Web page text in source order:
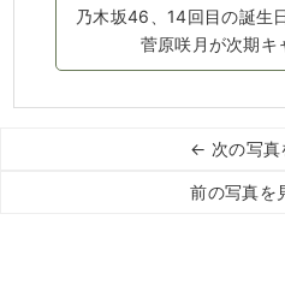
乃木坂46、14回目の誕生
菅原咲月が次期キ
← 次の写真
前の写真を